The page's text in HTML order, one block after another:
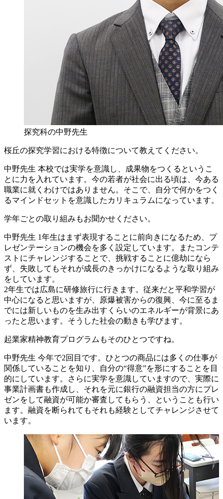
探究科の中野先生
桜丘の探究学習における特徴について教えてください。
中野先生 本校では実学を意識し、成果物をつくるというこ
とに力を入れています。今の若者が社会に出る頃は、今ある
職業に就くわけではありません。そこで、自分で何かをつく
るマインドセットを意識したカリキュラムになっています。
学年ごとの取り組みもお聞かせください。
中野先生 1年生はまず表現することに前向きになるため、プ
レゼンテーションの機会を多く設定しています。またコンテ
ストにチャレンジすることで、挑戦することに億劫になら
ず、失敗してもそれが成長のきっかけになるような取り組み
をしています。
2年生では広島に研修旅行に行きます。従来だと平和学習が
中心になると思いますが、原爆被害からの復興、今に至るま
でには新しいものを生み出すくらいのエネルギーが背景にあ
ったと思います。そうした社会の動きも学びます。
起業家精神教育プログラムもそのひとつですね。
中野先生 今年で2回目です。ひとつの商品には多くの仕事が
関係していることを知り、自分の“得意”を形にすることを目
的にしています。さらに実学を意識していますので、実際に
事業計画書も作成し、それを元に銀行の融資担当の方にプレ
ゼンをして融資が可能か審査してもらう、ということも行い
ます。融資を断られてもそれも経験としてチャレンジさせて
います。